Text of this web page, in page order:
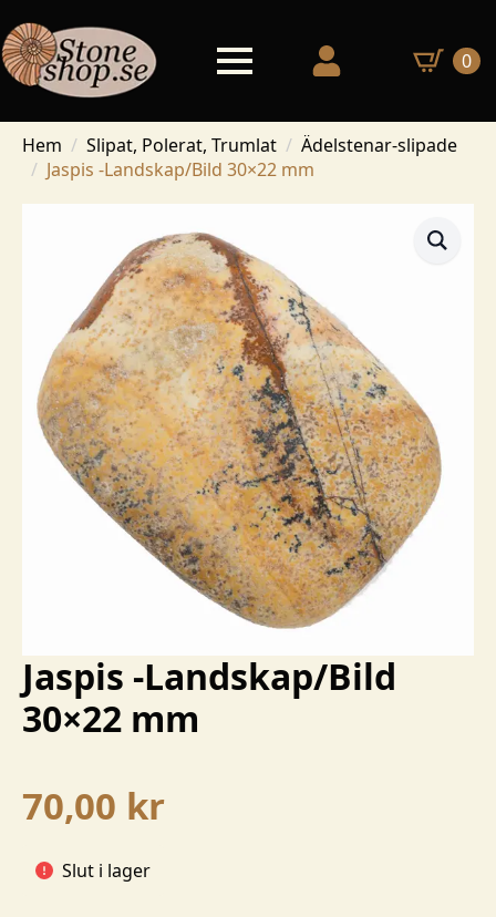
0
Hem Slipat, Polerat, Trumlat
Ädelstenar-slipade
Jaspis -Landskap/Bild 30×22 mm
Jaspis -Landskap/Bild
30×22 mm
70,00 kr
Slut i lager